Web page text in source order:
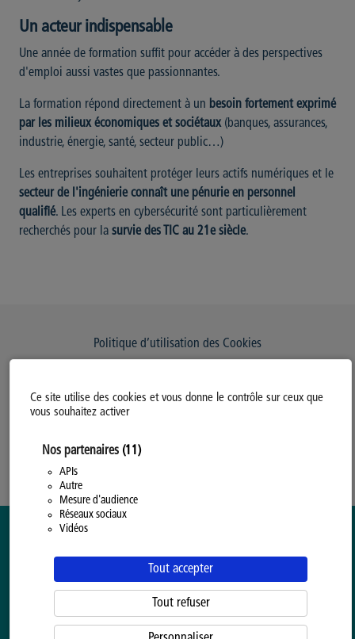
Ce site utilise des cookies et vous donne le contrôle sur ceux que
vous souhaitez activer
Nos partenaires (11)
APIs
Autre
Mesure d'audience
Réseaux sociaux
Vidéos
Tout accepter
Tout refuser
Un acteur indispensable
Une année de formation suffit pour accéder à des perspectives
d'emploi aussi vastes que passionnantes.
La formation répond directement à un besoin fortement exprimé
par les milieux économiques et sociétaux(banques, assurances,
industrie, énergie, santé, secteur public…)
Les entreprises souhaitent protéger leurs actifs numériques et le
secteur de l'ingénierie connaît une pénurie en personnel
qualifié. Les experts en cybersécurité sont particulièrement
recherchés pour la survie des TIC au 21e siècle.
Politique d’utilisation des Cookies
Politique Générale de Confidentialité